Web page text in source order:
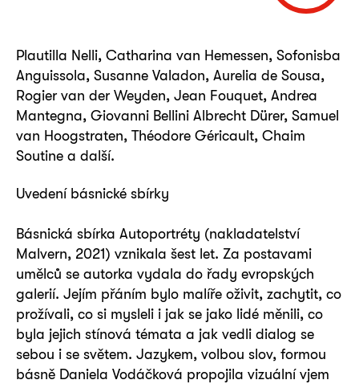
Plautilla Nelli, Catharina van Hemessen, Sofonisba
Anguissola, Susanne Valadon, Aurelia de Sousa,
Rogier van der Weyden, Jean Fouquet, Andrea
Mantegna, Giovanni Bellini Albrecht Dürer, Samuel
van Hoogstraten, Théodore Géricault, Chaim
Soutine a další.
Uvedení básnické sbírky
Básnická sbírka Autoportréty (nakladatelství
Malvern, 2021) vznikala šest let. Za postavami
umělců se autorka vydala do řady evropských
galerií. Jejím přáním bylo malíře oživit, zachytit, co
prožívali, co si mysleli i jak se jako lidé měnili, co
byla jejich stínová témata a jak vedli dialog se
sebou i se světem. Jazykem, volbou slov, formou
básně Daniela Vodáčková propojila vizuální vjem